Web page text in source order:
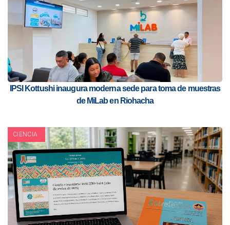
IPSI Kottushi inaugura moderna sede para toma de muestras
de MiLab en Riohacha
CIENCIA